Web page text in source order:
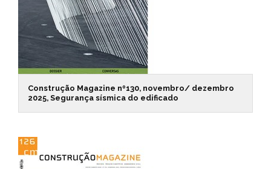
Construção Magazine nº130, novembro/ dezembro
2025, Segurança sísmica do edificado